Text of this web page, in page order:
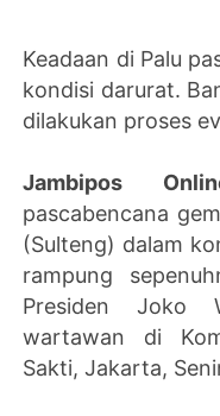
Keadaan di Palu
kondisi darurat.
dilakukan proses
Jambipos
pascabencana
(Sulteng) dalam
rampung
Presiden Joko
wartawan di
Sakti, Jakarta,